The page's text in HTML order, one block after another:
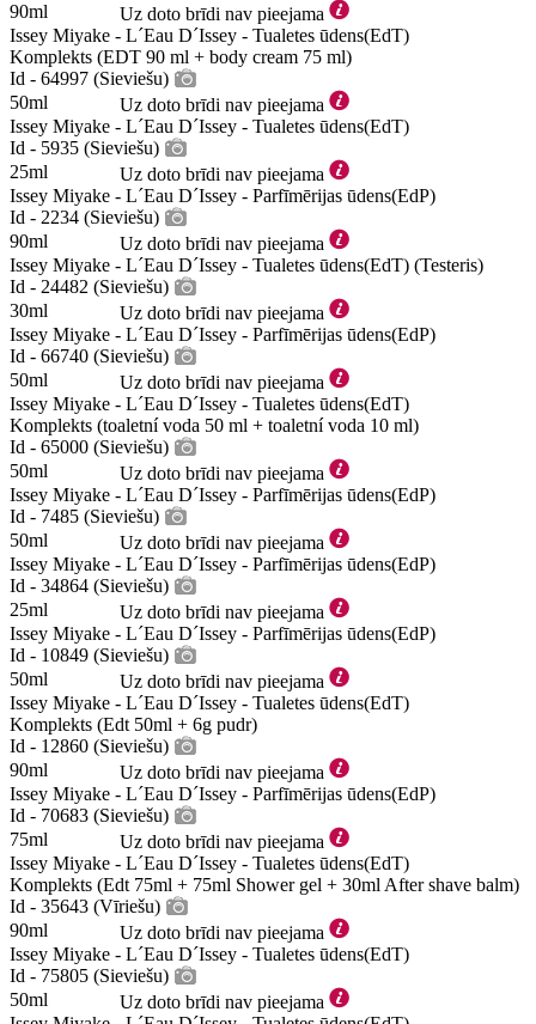
90ml
Uz doto brīdi nav pieejama
Issey Miyake - L´Eau D´Issey - Tualetes ūdens(EdT)
Komplekts (EDT 90 ml + body cream 75 ml)
Id - 64997 (Sieviešu)
50ml
Uz doto brīdi nav pieejama
Issey Miyake - L´Eau D´Issey - Tualetes ūdens(EdT)
Id - 5935 (Sieviešu)
25ml
Uz doto brīdi nav pieejama
Issey Miyake - L´Eau D´Issey - Parfīmērijas ūdens(EdP)
Id - 2234 (Sieviešu)
90ml
Uz doto brīdi nav pieejama
Issey Miyake - L´Eau D´Issey - Tualetes ūdens(EdT) (Testeris)
Id - 24482 (Sieviešu)
30ml
Uz doto brīdi nav pieejama
Issey Miyake - L´Eau D´Issey - Parfīmērijas ūdens(EdP)
Id - 66740 (Sieviešu)
50ml
Uz doto brīdi nav pieejama
Issey Miyake - L´Eau D´Issey - Tualetes ūdens(EdT)
Komplekts (toaletní voda 50 ml + toaletní voda 10 ml)
Id - 65000 (Sieviešu)
50ml
Uz doto brīdi nav pieejama
Issey Miyake - L´Eau D´Issey - Parfīmērijas ūdens(EdP)
Id - 7485 (Sieviešu)
50ml
Uz doto brīdi nav pieejama
Issey Miyake - L´Eau D´Issey - Parfīmērijas ūdens(EdP)
Id - 34864 (Sieviešu)
25ml
Uz doto brīdi nav pieejama
Issey Miyake - L´Eau D´Issey - Parfīmērijas ūdens(EdP)
Id - 10849 (Sieviešu)
50ml
Uz doto brīdi nav pieejama
Issey Miyake - L´Eau D´Issey - Tualetes ūdens(EdT)
Komplekts (Edt 50ml + 6g pudr)
Id - 12860 (Sieviešu)
90ml
Uz doto brīdi nav pieejama
Issey Miyake - L´Eau D´Issey - Parfīmērijas ūdens(EdP)
Id - 70683 (Sieviešu)
75ml
Uz doto brīdi nav pieejama
Issey Miyake - L´Eau D´Issey - Tualetes ūdens(EdT)
Komplekts (Edt 75ml + 75ml Shower gel + 30ml After shave balm)
Id - 35643 (Vīriešu)
90ml
Uz doto brīdi nav pieejama
Issey Miyake - L´Eau D´Issey - Tualetes ūdens(EdT)
Id - 75805 (Sieviešu)
50ml
Uz doto brīdi nav pieejama